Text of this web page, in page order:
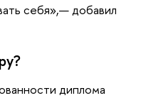
себя»,— добавил
диплома